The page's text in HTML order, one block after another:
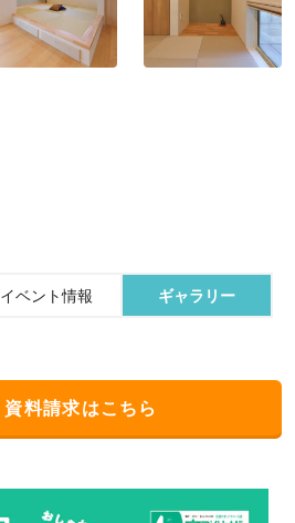
イベント情報 ギャラリー
資料請求はこちら